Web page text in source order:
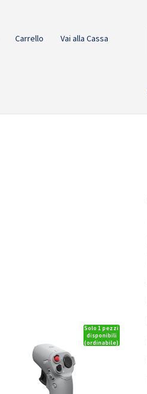
Carrello Vai alla Cassa
Solo 1 pezzi
disponibili
(ordinabile)